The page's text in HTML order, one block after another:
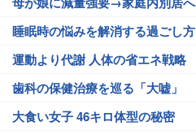
睡眠時の悩みを解消する過ごし方
運動より代謝 人体の省エネ戦略
歯科の保健治療を巡る「大嘘」
大食い女子 46キロ体型の秘密